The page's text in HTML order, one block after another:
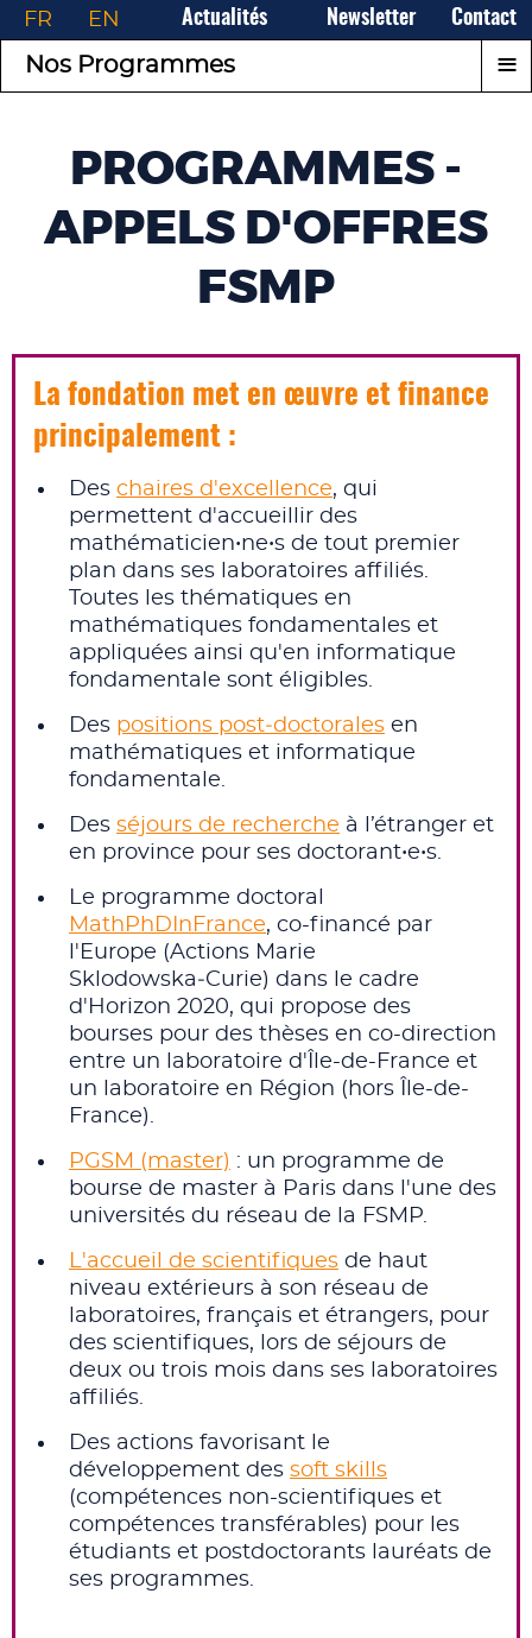
Actualités Newsletter Contact
FR EN
Nos Programmes ≡
PROGRAMMES -
APPELS D'OFFRES
FSMP
La fondation met en œuvre et finance
principalement :
Des chaires d'excellence, qui
permettent d'accueillir des
mathématicien•ne•s de tout premier
plan dans ses laboratoires affiliés.
Toutes les thématiques en
mathématiques fondamentales et
appliquées ainsi qu'en informatique
fondamentale sont éligibles.
Des positions post‑doctorales en
mathématiques et informatique
fondamentale.
Des séjours de recherche à l’étranger et
en province pour ses doctorant•e•s.
Le programme doctoral
MathPhDInFrance, co-financé par
l'Europe (Actions Marie
Sklodowska‑Curie) dans le cadre
d'Horizon 2020, qui propose des
bourses pour des thèses en co-direction
entre un laboratoire d'Île-de-France et
un laboratoire en Région (hors Île-de-
France).
PGSM (master) : un programme de
bourse de master à Paris dans l'une des
universités du réseau de la FSMP.
L'accueil de scientifiques de haut
niveau extérieurs à son réseau de
laboratoires, français et étrangers, pour
des scientifiques, lors de séjours de
deux ou trois mois dans ses laboratoires
affiliés.
Des actions favorisant le
développement des soft skills
(compétences non-scientifiques et
compétences transférables) pour les
étudiants et postdoctorants lauréats de
ses programmes.